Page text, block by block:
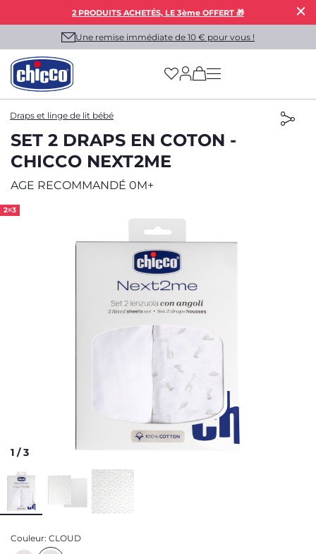
2 PRODUITS ACHETÉS, LE 3ème OFFERT 🎁
Une remise immédiate de 10 € pour vous !
(has more options
Draps et linge de lit bébé
SET 2 DRAPS EN COTON -
CHICCO NEXT2ME
AGE RECOMMANDÉ 0M+
2=3
1 /3
Couleur: CLOUD